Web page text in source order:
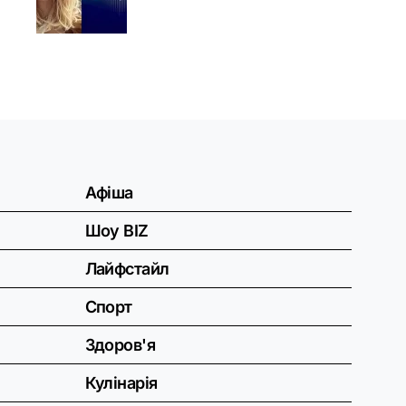
Афіша
Шоу BIZ
Лайфстайл
Спорт
Здоров'я
Кулінарія